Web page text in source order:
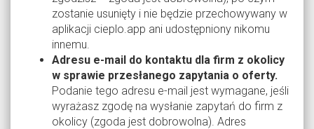
zostanie usunięty i nie będzie przechowywany w
aplikacji cieplo.app ani udostępniony nikomu
innemu.
Adresu e-mail do kontaktu dla firm z okolicy
w sprawie przesłanego zapytania o oferty.
Podanie tego adresu e-mail jest wymagane, jeśli
wyrażasz zgodę na wysłanie zapytań do firm z
okolicy (zgoda jest dobrowolna). Adres